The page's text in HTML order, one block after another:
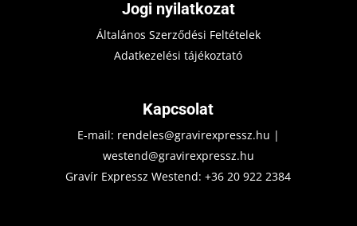
Jogi nyilatkozat
Általános Szerződési Feltételek
Adatkezelési tájékoztató
Kapcsolat
E-mail: rendeles@gravirexpressz.hu |
westend@gravirexpressz.hu
Gravír Expressz Westend:+36 20 922 2384